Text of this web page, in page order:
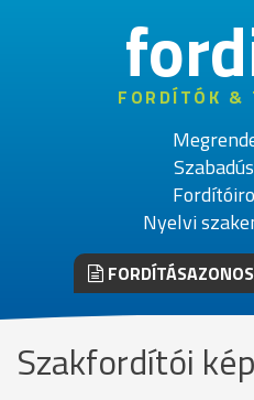
FORDÍTÓK &
Nyelvi
Szakfordítói